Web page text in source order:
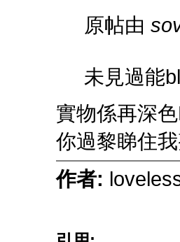
原帖由
未見過能
實物係再深
你過黎睇住
作者: